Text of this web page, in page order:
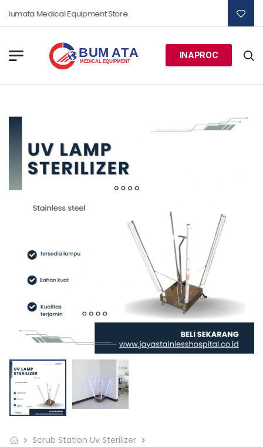
Medical Equipment Store
INAPROC
Scrub Station Uv Sterilizer